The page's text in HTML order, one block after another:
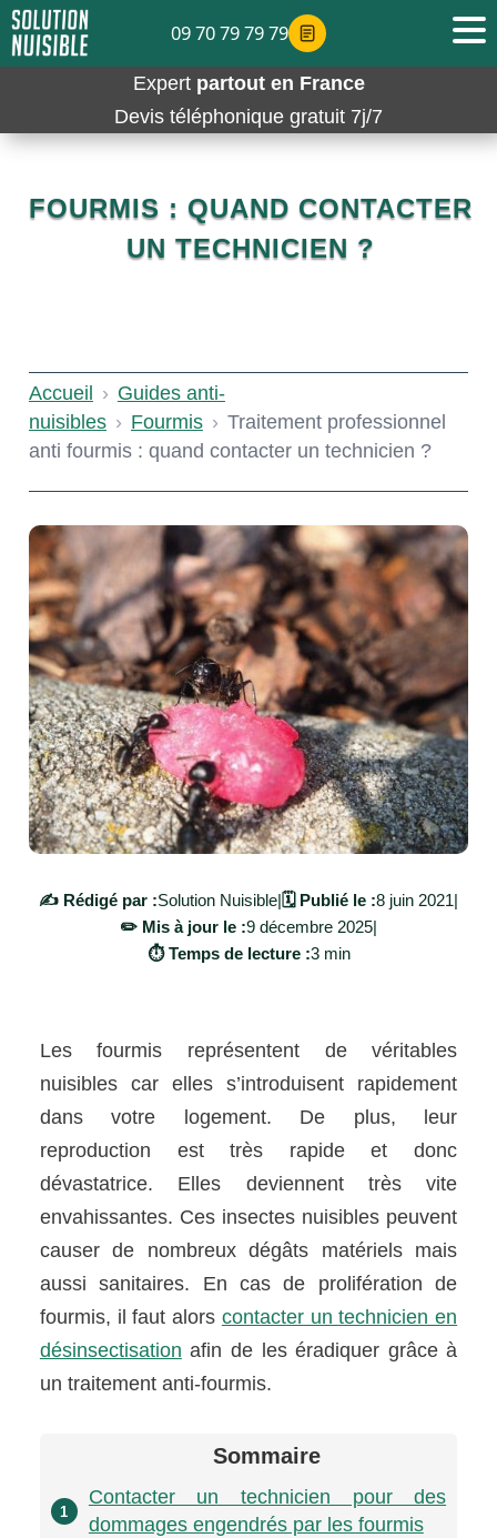
Expert partout en France
Devis téléphonique gratuit 7j/7
FOURMIS : QUAND CONTACTER
UN TECHNICIEN ?
Accueil › Guides anti-
nuisibles › Fourmis › Traitement professionnel
anti fourmis : quand contacter un technicien ?
✍️ Rédigé par :Solution Nuisible|🗓️ Publié le :8 juin 2021|
✏️ Mis à jour le :9 décembre 2025|
⏱️ Temps de lecture :3 min
Les fourmis représentent de véritables
nuisibles car elles s’introduisent rapidement
dans votre logement. De plus, leur
reproduction est très rapide et donc
dévastatrice. Elles deviennent très vite
envahissantes. Ces insectes nuisibles peuvent
causer de nombreux dégâts matériels mais
aussi sanitaires. En cas de prolifération de
fourmis, il faut alors contacter un technicien en
désinsectisation afin de les éradiquer grâce à
un traitement anti-fourmis.
Sommaire
1
Contacter un technicien pour des
dommages engendrés par les fourmis
09 70 79 79 79